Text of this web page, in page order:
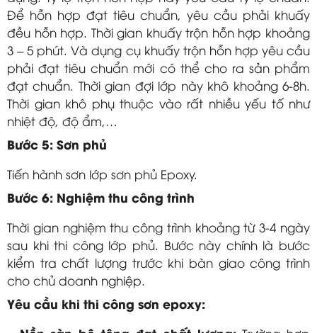
Để hỗn hợp đạt tiêu chuẩn, yêu cầu phải khuấy
đều hỗn hợp. Thời gian khuấy trộn hỗn hợp khoảng
3 – 5 phút. Và dụng cụ khuấy trộn hỗn hợp yêu cầu
phải đạt tiêu chuẩn mới có thể cho ra sản phẩm
đạt chuẩn. Thời gian đợi lớp này khô khoảng 6-8h.
Thời gian khô phụ thuộc vào rất nhiều yếu tố như
nhiệt độ, độ ẩm,…
Bước 5: Sơn phủ
Tiến hành sơn lớp sơn phủ Epoxy.
Bước 6: Nghiệm thu công trình
Thời gian nghiệm thu công trình khoảng từ 3-4 ngày
sau khi thi công lớp phủ. Bước này chính là bước
kiểm tra chất lượng trước khi bàn giao công trình
cho chủ doanh nghiệp.
Yêu cầu khi thi công sơn epoxy: